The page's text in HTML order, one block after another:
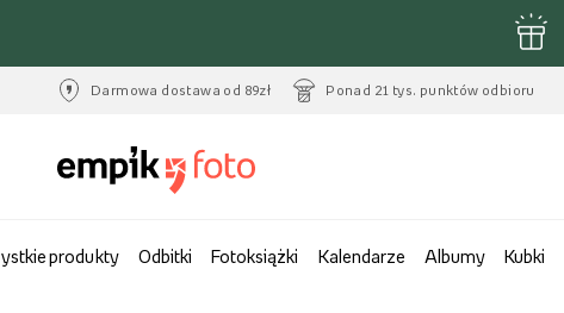
Darmowa dostawa od 89zł Ponad 21 tys. punktów odbioru
produkty Odbitki Fotoksiążki Kalendarze Albumy Kubki